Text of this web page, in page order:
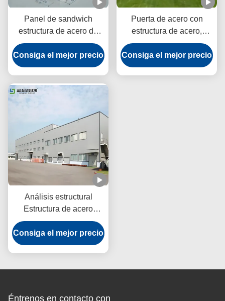
Panel de sandwich
estructura de acero de
almacén resistente a la
corrosión Q355b Q235b
Consiga el mejor precio
Puerta de acero con
estructura de acero,
edificio de almacén
resistente a terremotos.
Consiga el mejor precio
Análisis estructural
Estructura de acero
Construcción de
almacenes Anticorrosión
Consiga el mejor precio
Éntrenos en contacto con